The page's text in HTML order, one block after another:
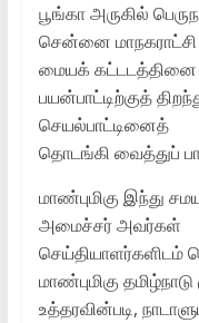
பூங்கா அருகில்
சென்னை மாநகராட்சி
மையக் கட்டடத்தினை
பயன்பாட்டிற்குத்
செயல்பாட்டினைத்
தொடங்கி வைத்துப்
மாண்புமிகு இந்து
அமைச்சர் அவர்கள்
செய்தியாளர்களிடம்
மாண்புமிகு
உத்தரவின்படி,